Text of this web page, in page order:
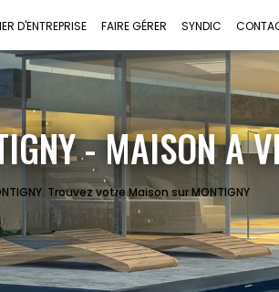
D'ENTREPRISE FAIRE GÉRER SYNDIC
- MAISON A
Trouvez votre Maison sur MONTIGNY